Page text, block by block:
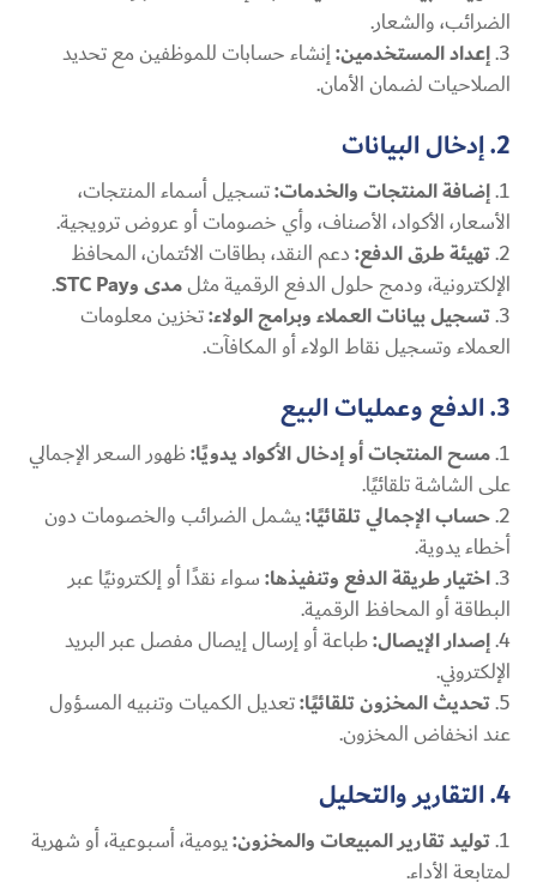
الضرائب، والشعار.
إعداد المستخدمين:إنشاء حسابات للموظفين مع تحديد
الصلاحيات لضمان الأمان.
2. إدخال البيانات
إضافة المنتجات والخدمات:تسجيل أسماء المنتجات،
الأسعار، الأكواد، الأصناف، وأي خصومات أو عروض ترويجية.
تهيئة طرق الدفع:دعم النقد، بطاقات الائتمان، المحافظ
الإلكترونية، ودمج حلول الدفع الرقمية مثلمدى وSTC Pay .
تسجيل بيانات العملاء وبرامج الولاء:تخزين معلومات
العملاء وتسجيل نقاط الولاء أو المكافآت.
3. الدفع وعمليات البيع
مسح المنتجات أو إدخال الأكواد يدويًا:ظهور السعر الإجمالي
على الشاشة تلقائيًا.
حساب الإجمالي تلقائيًا:يشمل الضرائب والخصومات دون
أخطاء يدوية.
اختيار طريقة الدفع وتنفيذها:سواء نقدًا أو إلكترونيًا عبر
البطاقة أو المحافظ الرقمية.
إصدار الإيصال:طباعة أو إرسال إيصال مفصل عبر البريد
الإلكتروني.
تحديث المخزون تلقائيًا:تعديل الكميات وتنبيه المسؤول
عند انخفاض المخزون.
4. التقارير والتحليل
توليد تقارير المبيعات والمخزون:يومية، أسبوعية، أو شهرية
لمتابعة الأداء.